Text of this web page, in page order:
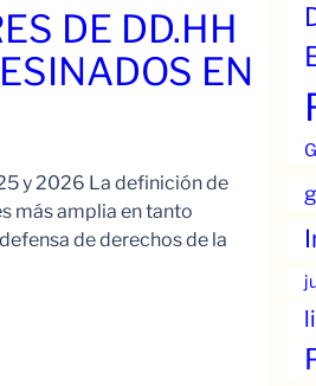
DE DD.HH
EN
y 2026 La definición de
más amplia en tanto
de derechos de la